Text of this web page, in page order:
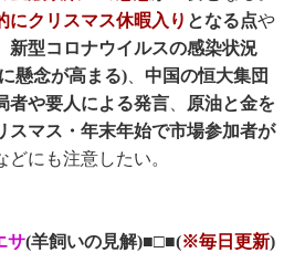
にクリスマス休暇入り となる点や
新型コロナウイルスの感染状況
懸念が高まる)、 中国の恒大集団
者や要人による発言、 原油と金を
スマス・年末年始で市場参加者が
どにも注意したい。
サ(羊飼いの見解)■□■(※毎日更新)